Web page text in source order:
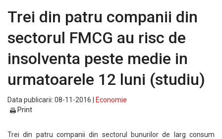
Trei din patru companii din
sectorul FMCG au risc de
insolventa peste medie in
urmatoarele 12 luni (studiu)
Data publicarii: 08-11-2016 |
Economie
Print
Trei din patru companii din sectorul bunurilor de larg consum